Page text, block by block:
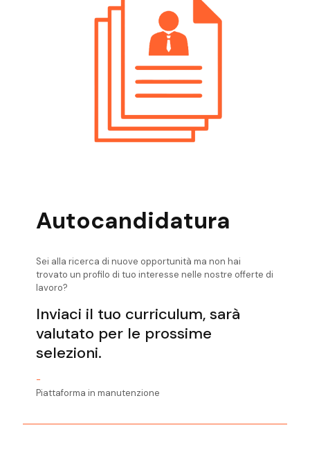
Offerte Di Lavoro Pergine Valsugana
Ingegnere Elettronico
Offerte Di Lavoro Riva Del Garda
Ingegnere Elettronico
Offerte Di Lavoro Rovereto Ingegnere
Offerte Di Lavoro Valli Giudicarie
Autocandidatura
Sei alla ricerca di nuove opportunità ma non hai
trovato un profilo di tuo interesse nelle nostre offerte di
lavoro?
Inviaci il tuo curriculum, sarà
valutato per le prossime
selezioni.
-
Piattaforma in manutenzione